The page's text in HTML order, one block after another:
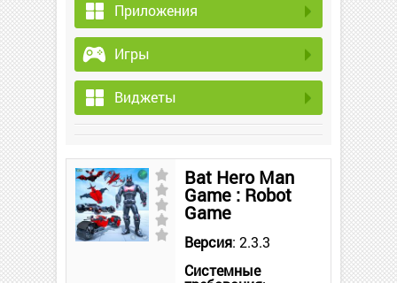
Приложения
Игры
Виджеты
Bat Hero Man
Game : Robot
Game
Версия: 2.3.3
Системные